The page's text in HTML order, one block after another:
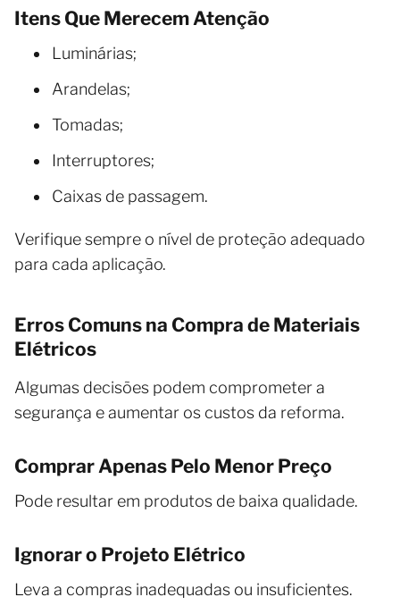
Itens Que Merecem Atenção
Luminárias;
Arandelas;
Tomadas;
Interruptores;
Caixas de passagem.
Verifique sempre o nível de proteção adequado
para cada aplicação.
Erros Comuns na Compra de Materiais
Elétricos
Algumas decisões podem comprometer a
segurança e aumentar os custos da reforma.
Comprar Apenas Pelo Menor Preço
Pode resultar em produtos de baixa qualidade.
Ignorar o Projeto Elétrico
Leva a compras inadequadas ou insuficientes.